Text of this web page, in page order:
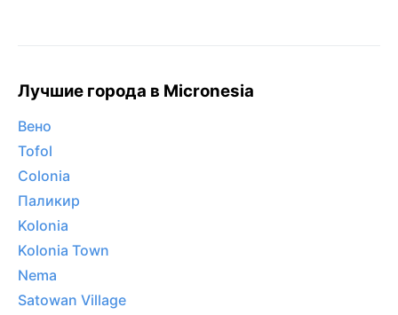
Лучшие города в Micronesia
Вено
Tofol
Colonia
Паликир
Kolonia
Kolonia Town
Nema
Satowan Village